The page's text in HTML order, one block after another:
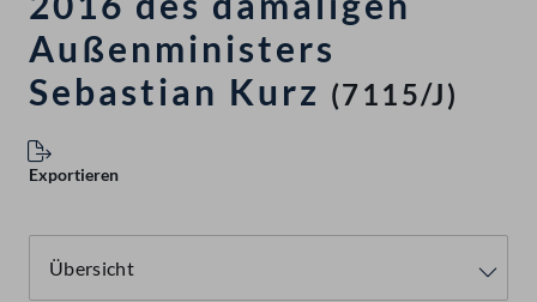
Außenministers
Sebastian Kurz (7115/J)
Exportieren